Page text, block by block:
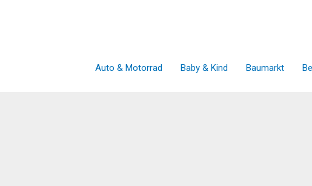
Auto & Motorrad Baby & Kind Baumarkt